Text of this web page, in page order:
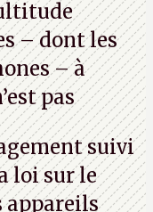
– dont les
– à
pas
suivi
loi sur le
appareils